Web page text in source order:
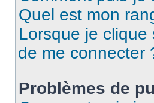
Quel est mon
Lorsque je clique
de me connecter
Problèmes de